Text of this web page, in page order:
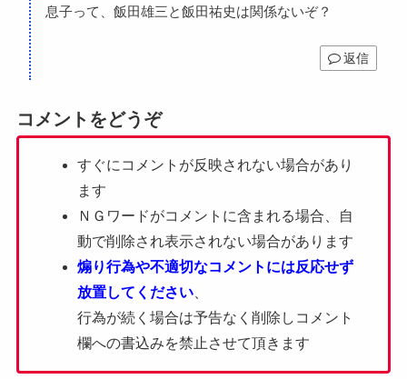
息子って、飯田雄三と飯田祐史は関係ないぞ？
返信
コメントをどうぞ
すぐにコメントが反映されない場合があり
ます
ＮＧワードがコメントに含まれる場合、自
動で削除され表示されない場合があります
煽り行為や不適切なコメントには反応せず
放置してください
行為が続く場合は予告なく削除しコメント
欄への書込みを禁止させて頂きます